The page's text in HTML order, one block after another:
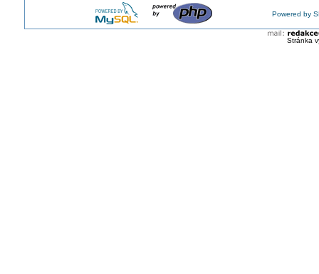
Powered by
Stránka